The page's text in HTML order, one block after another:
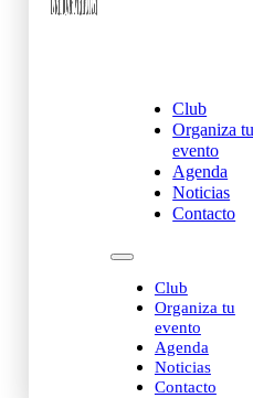
Club
Organiza tu
evento
Agenda
Noticias
Contacto
Club
Organiza tu
evento
Agenda
Noticias
Contacto